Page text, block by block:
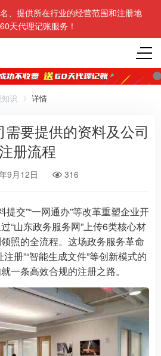
、提供所在行业的经营范围和注册地
天代理记账服务！
识 详情
要提供的资料及公司
册流程
9月12日 316
提交”“一网通办”等改革重塑企业开
“山东政务服务网”上传6类核心材
照的全流程。这场政务服务革命
册”“智能生成文件”等创新模式的
一条高效合规的注册之路。